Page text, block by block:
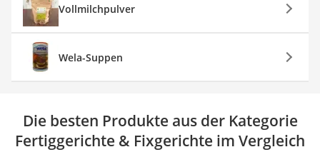
Vollmilchpulver
Wela-Suppen
Die besten Produkte aus der Kategorie
Fertiggerichte & Fixgerichte im Vergleich